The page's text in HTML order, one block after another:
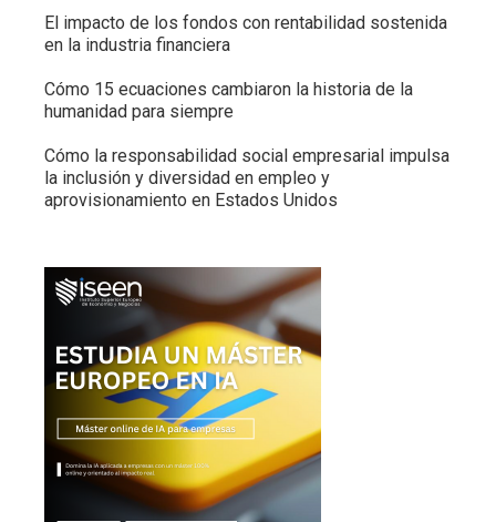
El impacto de los fondos con rentabilidad sostenida
en la industria financiera
Cómo 15 ecuaciones cambiaron la historia de la
humanidad para siempre
Cómo la responsabilidad social empresarial impulsa
la inclusión y diversidad en empleo y
aprovisionamiento en Estados Unidos